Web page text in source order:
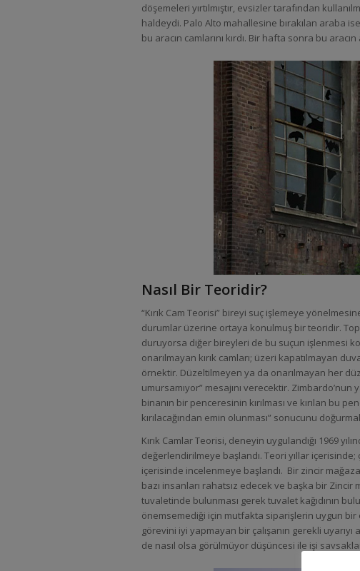
döşemeleri yırtılmıştır, evsizler tarafından
haldeydi. Palo Alto mahallesine bırakılan araba
bu aracın camlarını kırdı. Bir hafta sonra bu
Nasıl Bir Teoridir?
“Kırık Cam Teorisi” bireyi suç işlemeye
durumlar üzerine ortaya konulmuş bir teoridir.
duruyorsa diğer bireyleri de bu suçun işlenmesi
onarılmayan kırık camları; üzeri kapatılmayan
örnektir. Düzeltilmeyen ya da onarılmayan her
umursamıyor” mesajını verecektir.
binanın bir penceresinin kırılması ve kırılan bu
kırılacağından emin olunması” sonucunu
Kırık Camlar Teorisi, deneyin uygulandığı 1969
değerlendirilmeye başlandı. Teori yıllar
içerisinde incelenmeye başlandı. Bir zincir
bazı insanları rahatsız edecek ve başka bir
tuvaletinde bulunması gerek tuvalet kağıdının
önemsemediği için mutfakta siparişlerin uygun bir
görevini iyi yapmayan bir çalışanın gerekli
de nasıl olsa görülmüyor düşüncesi ile işi